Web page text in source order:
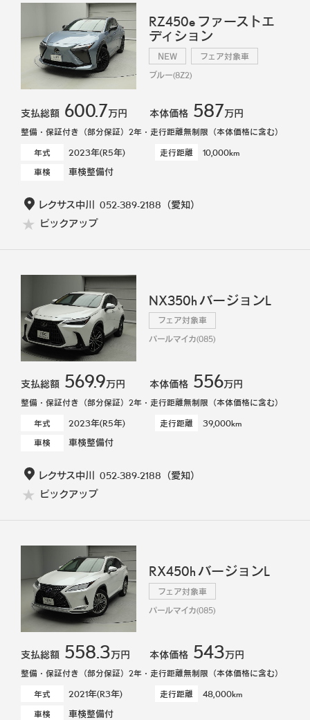
RZ450e ファーストエ
ディション
NEW フェア対象車
ブルー(8Z2)
支払総額 600.7万円 本体価格 587万円
整備・保証付き（部分保証）2年・走行距離無制限（本体価格に含む）
年式
2023年(R5年) 走行距離 10,000km
車検 車検整備付
レクサス中川 052-389-2188 （愛知）
ピックアップ
NX350h バージョンL
フェア対象車
パールマイカ(085)
支払総額 569.9万円 本体価格 556万円
整備・保証付き（部分保証）2年・走行距離無制限（本体価格に含む）
年式
2023年(R5年) 走行距離 39,000km
車検 車検整備付
レクサス中川 052-389-2188 （愛知）
ピックアップ
RX450h バージョンL
フェア対象車
パールマイカ(085)
支払総額 558.3万円 本体価格 543万円
整備・保証付き（部分保証）2年・走行距離無制限（本体価格に含む）
年式
2021年(R3年) 走行距離 48,000km
車検 車検整備付